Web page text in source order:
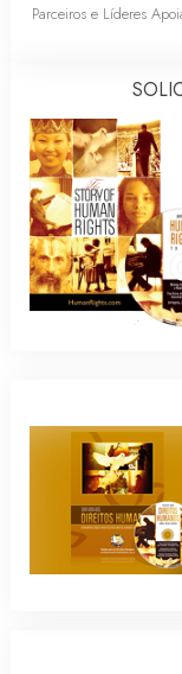
Parceiros e Líderes